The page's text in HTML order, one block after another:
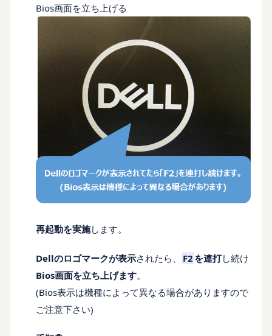
Bios画面を立ち上げる
再起動を実施します。
Dellのロゴマークが表示されたら、 F2 を連打し続け
Bios画面を立ち上げます。
(Bios表示は機種によって異なる場合がありますので
ご注意下さい)